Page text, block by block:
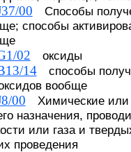
00 Способы
способы
02 оксиды
14способы
вообще
00 Химические или
назначения,
или газа и
проведения